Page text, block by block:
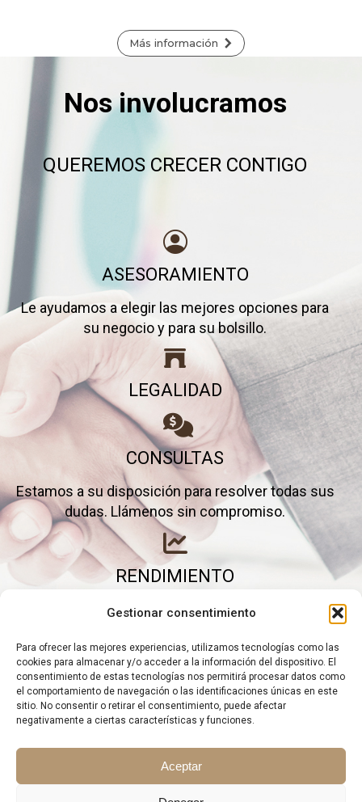
Gestionar consentimiento
Para ofrecer las mejores experiencias, utilizamos tecnologías como las
cookies para almacenar y/o acceder a la información del dispositivo. El
consentimiento de estas tecnologías nos permitirá procesar datos como
el comportamiento de navegación o las identificaciones únicas en este
sitio. No consentir o retirar el consentimiento, puede afectar
negativamente a ciertas características y funciones.
Aceptar
Más información
Nos involucramos
QUEREMOS CRECER CONTIGO
ASESORAMIENTO
Le ayudamos a elegir las mejores opciones para
su negocio y para su bolsillo.
LEGALIDAD
CONSULTAS
Estamos a su disposición para resolver todas sus
dudas. Llámenos sin compromiso.
RENDIMIENTO
Elimine gastos inútiles y saque el máximo partido a